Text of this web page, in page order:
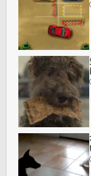
キ
ン
グ
コ
ン
グ
に
近
づ